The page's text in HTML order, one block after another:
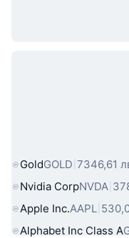
Популярни
GoldGOLD 7346,61
Nvidia CorpNVDA
Apple Inc.AAPL
Alphabet Inc Class A